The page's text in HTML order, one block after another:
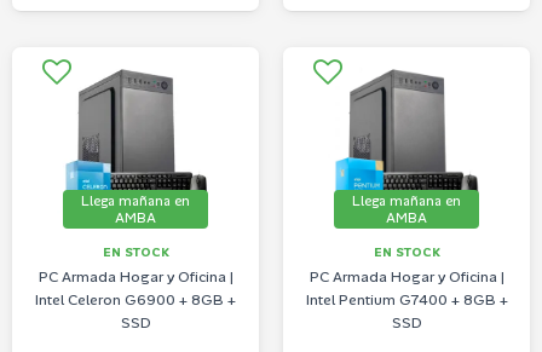
Llega mañana en
AMBA
EN STOCK
PC Armada Hogar y Oficina |
Intel Celeron G6900 + 8GB +
SSD
Llega mañana en
AMBA
EN STOCK
PC Armada Hogar y Oficina |
Intel Pentium G7400 + 8GB +
SSD